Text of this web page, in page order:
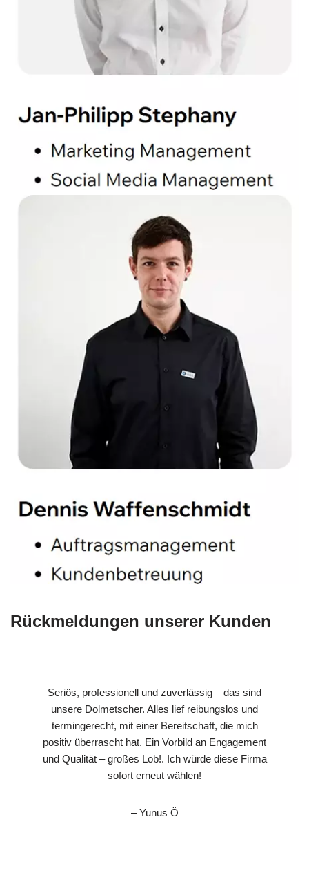
Rückmeldungen unserer Kunden
Seriös, professionell und zuverlässig – das sind
unsere Dolmetscher. Alles lief reibungslos und
termingerecht, mit einer Bereitschaft, die mich
positiv überrascht hat. Ein Vorbild an Engagement
und Qualität – großes Lob!. Ich würde diese Firma
sofort erneut wählen!
– Yunus Ö